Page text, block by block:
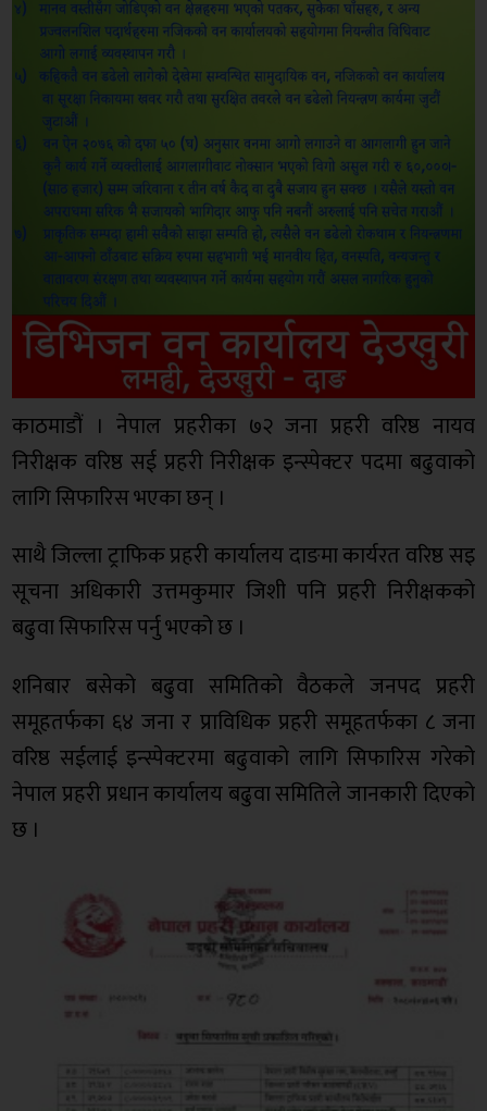
काठमाडौं । नेपाल प्रहरीका ७२ जना प्रहरी वरिष्ठ नायव
निरीक्षक वरिष्ठ सई प्रहरी निरीक्षक इन्स्पेक्टर पदमा बढुवाको
लागि सिफारिस भएका छन् ।
साथै जिल्ला ट्राफिक प्रहरी कार्यालय दाङमा कार्यरत वरिष्ठ सइ
सूचना अधिकारी उत्तमकुमार जिशी पनि प्रहरी निरीक्षकको
बढुवा सिफारिस पर्नु भएको छ ।
शनिबार बसेको बढुवा समितिको वैठकले जनपद प्रहरी
समूहतर्फका ६४ जना र प्राविधिक प्रहरी समूहतर्फका ८ जना
वरिष्ठ सईलाई इन्स्पेक्टरमा बढुवाको लागि सिफारिस गरेको
नेपाल प्रहरी प्रधान कार्यालय बढुवा समितिले जानकारी दिएको
छ ।